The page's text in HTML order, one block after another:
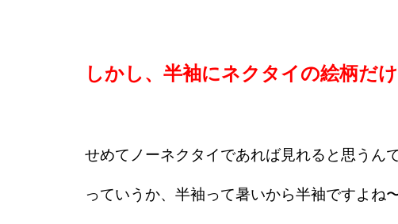
しかし、半袖にネクタイの絵柄だけ
せめてノーネクタイであれば見れると思うんで
っていうか、半袖って暑いから半袖ですよね